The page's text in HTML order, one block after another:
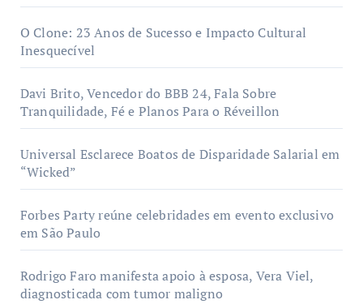
O Clone: 23 Anos de Sucesso e Impacto Cultural
Inesquecível
Davi Brito, Vencedor do BBB 24, Fala Sobre
Tranquilidade, Fé e Planos Para o Réveillon
Universal Esclarece Boatos de Disparidade Salarial em
“Wicked”
Forbes Party reúne celebridades em evento exclusivo
em São Paulo
Rodrigo Faro manifesta apoio à esposa, Vera Viel,
diagnosticada com tumor maligno